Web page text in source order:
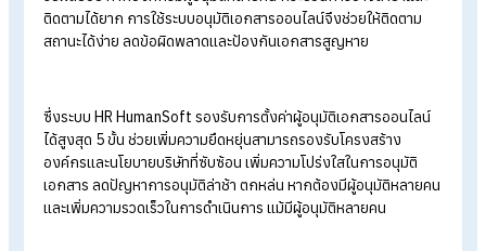
ป้องกันการการอนุมัติโดยไม่มีสิทธิ รวมถึงเสริมสร้างวัฒนธรรม
องค์กรที่เน้นความโปร่งใส ความรับผิดชอบ และความน่าเชื่อถือในก
ลดปัญหาการอนุมัติล่าช้า ตกหล่น หากต้องมีผู้อนุ
หลายคน
ด้วยความซับซ้อนของโครงสร้างองค์กรและนโยบายภายใน หากก